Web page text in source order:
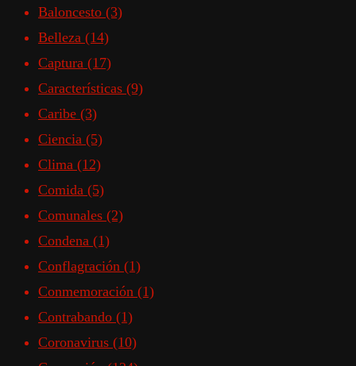
Baloncesto (3)
Belleza (14)
Captura (17)
Características (9)
Caribe (3)
Ciencia (5)
Clima (12)
Comida (5)
Comunales (2)
Condena (1)
Conflagración (1)
Conmemoración (1)
Contrabando (1)
Coronavirus (10)